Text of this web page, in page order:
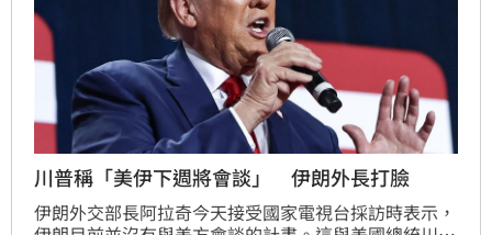
川普稱「美伊下週將會談」 伊朗外長打臉
伊朗外交部長阿拉奇今天接受國家電視台採訪時表示，